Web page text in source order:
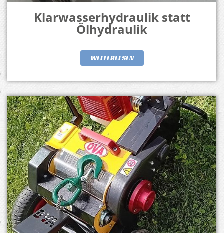
Klarwasserhydraulik statt
Ölhydraulik
WEITERLESEN